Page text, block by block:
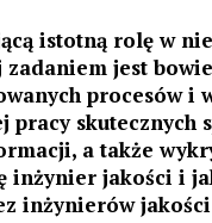
istotną rolę w
zadaniem jest
procesów i
skutecznych
a także
inżynier jakości i
inżynierów